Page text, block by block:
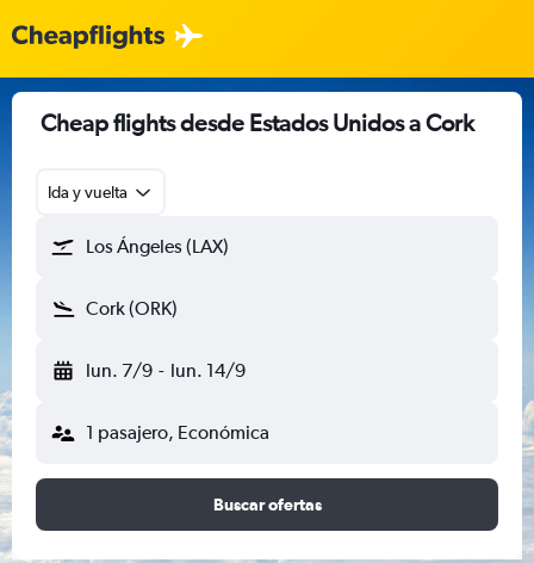
Cheap flights desde Estados Unidos a Cork
Ida y vuelta
Los Ángeles (LAX)
Cork (ORK)
lun. 7/9 - lun. 14/9
1 pasajero, Económica
Buscar ofertas